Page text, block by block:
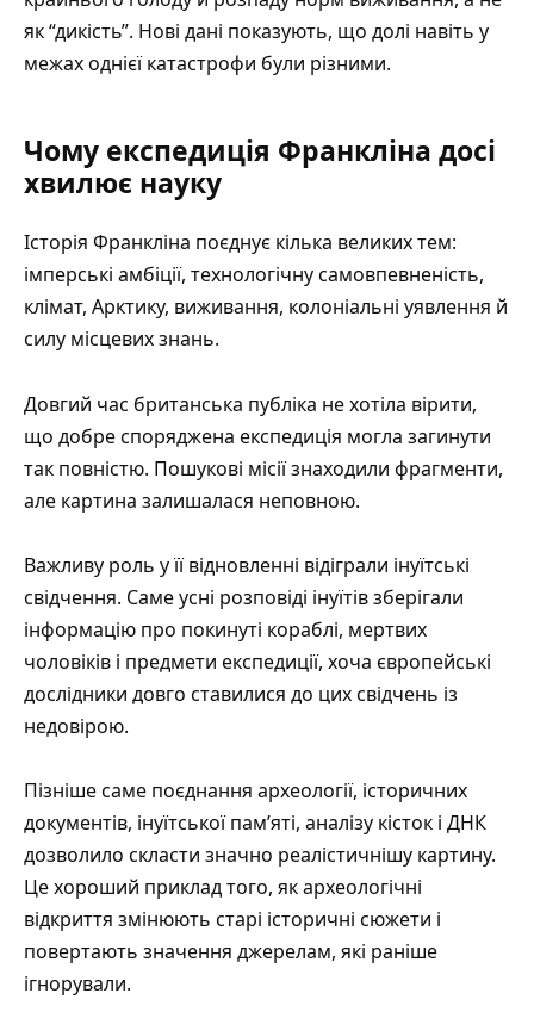
як “дикість”. Нові дані показують, що долі навіть у
межах однієї катастрофи були різними.
Чому експедиція Франкліна досі
хвилює науку
Історія Франкліна поєднує кілька великих тем:
імперські амбіції, технологічну самовпевненість,
клімат, Арктику, виживання, колоніальні уявлення й
силу місцевих знань.
Довгий час британська публіка не хотіла вірити,
що добре споряджена експедиція могла загинути
так повністю. Пошукові місії знаходили фрагменти,
але картина залишалася неповною.
Важливу роль у її відновленні відіграли інуїтські
свідчення. Саме усні розповіді інуїтів зберігали
інформацію про покинуті кораблі, мертвих
чоловіків і предмети експедиції, хоча європейські
дослідники довго ставилися до цих свідчень із
недовірою.
Пізніше саме поєднання археології, історичних
документів, інуїтської пам’яті, аналізу кісток і ДНК
дозволило скласти значно реалістичнішу картину.
Це хороший приклад того, якархеологічні
відкриття змінюють старі історичні сюжети і
повертають значення джерелам, які раніше
ігнорували.